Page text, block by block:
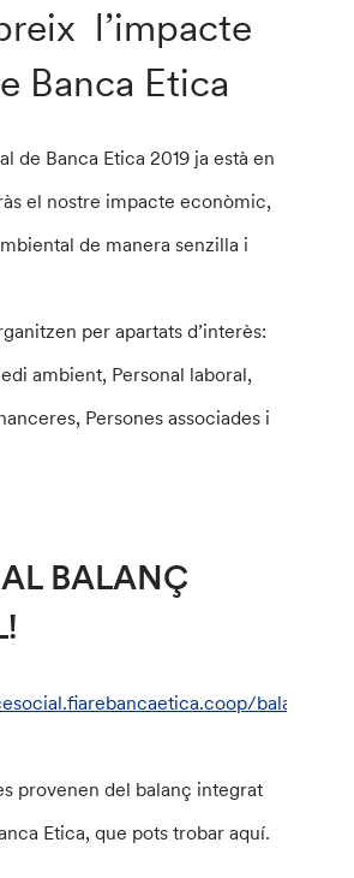
l’impacte
Banca Etica
de Banca Etica 2019 ja està en
el nostre impacte econòmic,
de manera senzilla i
per apartats d’interès:
ambient, Personal laboral,
Persones associades i
BALANÇ
balance-
provenen del balanç integrat
Etica, que pots trobar aquí.